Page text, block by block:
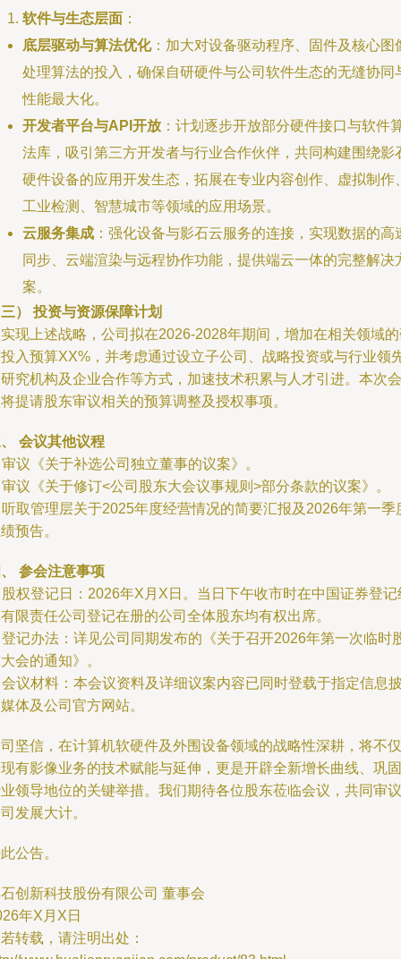
软件与生态层面 ：
底层驱动与算法优化：加大对设备驱动程序、固件及核心图
处理算法的投入，确保自研硬件与公司软件生态的无缝协同
性能最大化。
开发者平台与API开放 ：计划逐步开放部分硬件接口与软件
法库，吸引第三方开发者与行业合作伙伴，共同构建围绕影
硬件设备的应用开发生态，拓展在专业内容创作、虚拟制作
工业检测、智慧城市等领域的应用场景。
云服务集成 ：强化设备与影石云服务的连接，实现数据的高
同步、云端渲染与远程协作功能，提供端云一体的完整解决
案。
） 投资与资源保障计划
现上述战略，公司拟在2026-2028年期间，增加在相关领域
入预算XX%，并考虑通过设立子公司、战略投资或与行业领
究机构及企业合作等方式，加速技术积累与人才引进。本次会
提请股东审议相关的预算调整及授权事项。
会议其他议程
议《关于补选公司独立董事的议案》。
议《关于修订<公司股东大会议事规则>部分条款的议案》。
取管理层关于2025年度经营情况的简要汇报及2026年第一季
预告。
参会注意事项
权登记日：2026年X月X日。当日下午收市时在中国证券登记
限责任公司登记在册的公司全体股东均有权出席。
记办法：详见公司同期发布的《关于召开2026年第一次临时
会的通知》。
议材料：本会议资料及详细议案内容已同时登载于指定信息
体及公司官方网站。
坚信，在计算机软硬件及外围设备领域的战略性深耕，将不仅
有影像业务的技术赋能与延伸，更是开辟全新增长曲线、巩固
领导地位的关键举措。我们期待各位股东莅临会议，共同审议
发展大计。
公告。
创新科技股份有限公司 董事会
年X月X日
转载，请注明出处：